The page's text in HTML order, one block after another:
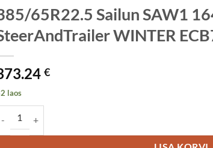
65R22.5 Sailun SAW1
WINTER
€
laos